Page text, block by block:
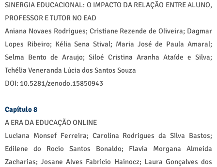
SINERGIA EDUCACIONAL: O IMPACTO DA RELAÇÃO ENTRE ALUNO,
PROFESSOR E TUTOR NO EAD
Aniana Novaes Rodrigues; Cristiane Rezende de Oliveira; Dagmar
Lopes Ribeiro; Kélia Sena Stival; Maria José de Paula Amaral;
Selma Bento de Araujo; Siloé Cristina Aranha Ataíde e Silva;
Tchélia Veneranda Lúcia dos Santos Souza
DOI: 10.5281/zenodo.15850943
Capítulo 8
A ERA DA EDUCAÇÃO ONLINE
Luciana Monsef Ferreira; Carolina Rodrigues da Silva Bastos;
Edilene do Rocio Santos Bonaldo; Flavia Morgana Almeida
Zacharias; Josane Alves Fabricio Hainocz; Laura Gonçalves dos